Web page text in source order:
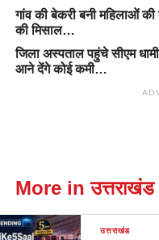
गांव की बेकरी बनी महिलाओं की
की मिसाल…
जिला अस्पताल पहुंचे सीएम
आने देंगे कोई कमी…
More in उत्तराखंड
उत्तराखंड